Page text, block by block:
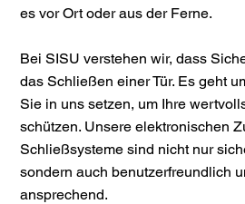
es vor Ort oder aus der Ferne.
Bei SISU verstehen wir, dass
das Schließen einer Tür. Es geht
Sie in uns setzen, um Ihre
schützen. Unsere elektronischen
Schließsysteme sind nicht nur
sondern auch benutzerfreundlich
ansprechend.